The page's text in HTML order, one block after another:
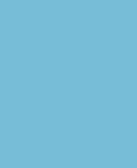
lattenbodem 80x200
90x210